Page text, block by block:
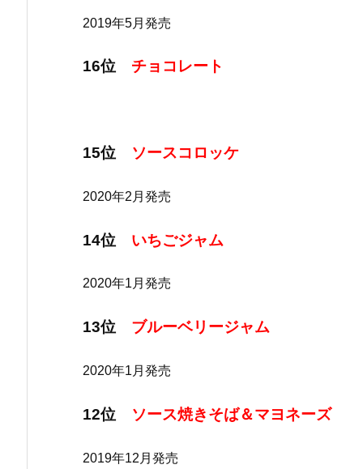
2019年5月発売
16位 チョコレート
15位 ソースコロッケ
2020年2月発売
14位 いちごジャム
2020年1月発売
13位 ブルーベリージャム
2020年1月発売
12位 ソース焼きそば＆マヨネーズ
2019年12月発売